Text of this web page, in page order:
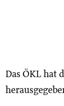
Das ÖKL hat